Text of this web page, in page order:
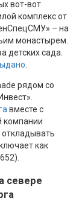
вот-вот
комплекс от
– на
монастырем.
детских сада.
рядом со
вместе с
компании
как
севере